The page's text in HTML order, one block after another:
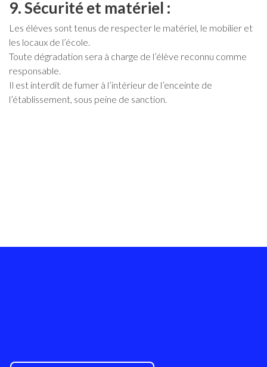
9. Sécurité et matériel :
Les élèves sont tenus de respecter le matériel, le mobilier et
les locaux de l’école.
Toute dégradation sera à charge de l’élève reconnu comme
responsable.
Il est interdit de fumer à l’intérieur de l’enceinte de
l’établissement, sous peine de sanction.